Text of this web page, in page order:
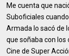
Me cuenta que
Suboficiales
Armada lo sacó de
que soñaba con los
Cine de Super